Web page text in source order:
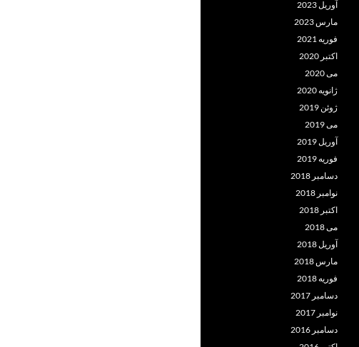
آوریل 2023
مارس 2023
فوریه 2021
اکتبر 2020
می 2020
ژانویه 2020
ژوئن 2019
می 2019
آوریل 2019
فوریه 2019
دسامبر 2018
نوامبر 2018
اکتبر 2018
می 2018
آوریل 2018
مارس 2018
فوریه 2018
دسامبر 2017
نوامبر 2017
دسامبر 2016